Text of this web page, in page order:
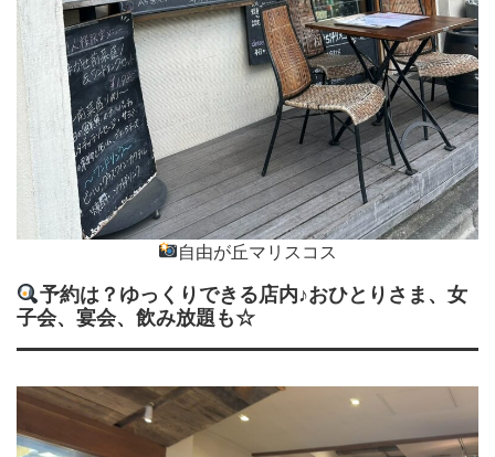
自由が丘マリスコス
予約は？ゆっくりできる店内♪おひとりさま、女
子会、宴会、飲み放題も☆